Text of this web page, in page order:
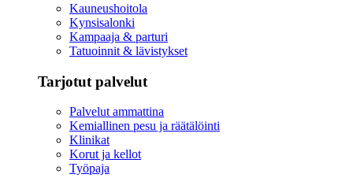
Kauneushoitola
Kynsisalonki
Kampaaja & parturi
Tatuoinnit & lävistykset
Tarjotut palvelut
Palvelut ammattina
Kemiallinen pesu ja räätälöinti
Klinikat
Korut ja kellot
Työpaja